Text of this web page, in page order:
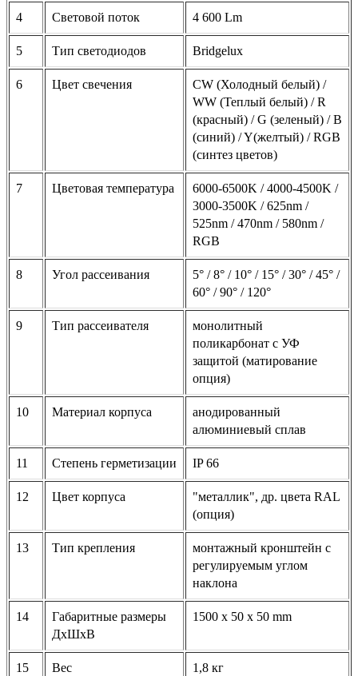
4 Световой поток 4 600 Lm
5 Тип светодиодов Bridgelux
6 Цвет свечения
CW (Холодный белый) /
WW (Теплый белый) / R
(красный) / G (зеленый) / B
(синий) / Y(желтый) / RGB
(синтез цветов)
7 Цветовая температура
6000-6500K / 4000-4500K /
3000-3500K / 625nm /
525nm / 470nm / 580nm /
RGB
8 Угол рассеивания
5° / 8° / 10° / 15° / 30° / 45° /
60° / 90° / 120°
9 Тип рассеивателя
монолитный
поликарбонат с УФ
защитой (матирование
опция)
10 Материал корпуса
анодированный
алюминиевый сплав
11 Степень герметизации IP 66
12 Цвет корпуса
"металлик", др. цвета RAL
(опция)
13 Тип крепления
монтажный кронштейн с
регулируемым углом
наклона
14
Габаритные размеры
ДхШхВ
1500 х 50 х 50 mm
15 Вес 1,8 кг